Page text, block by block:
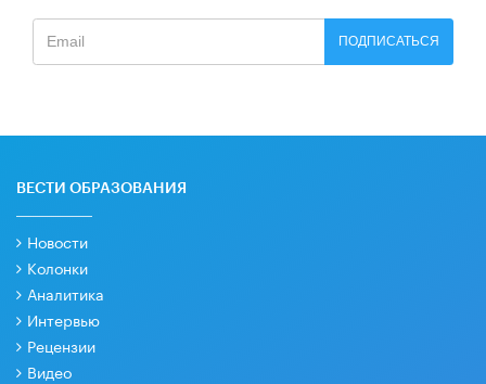
ПОДПИСАТЬСЯ
ВЕСТИ ОБРАЗОВАНИЯ
Новости
Колонки
Аналитика
Интервью
Рецензии
Видео